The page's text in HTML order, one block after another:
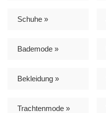
Schuhe »
Bademode »
Bekleidung »
Trachtenmode »